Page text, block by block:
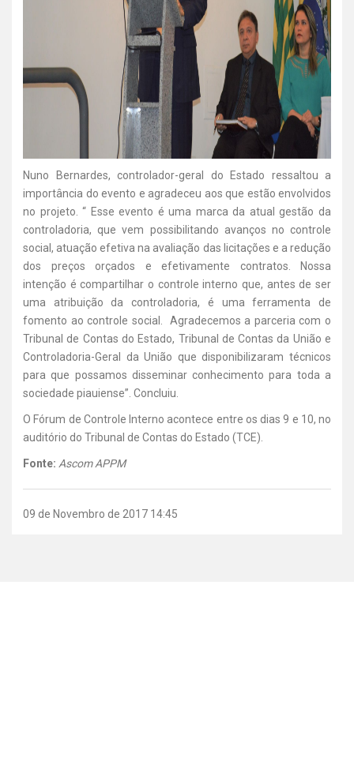
Nuno Bernardes, controlador-geral do Estado ressaltou a
importância do evento e agradeceu aos que estão envolvidos
no projeto. “ Esse evento é uma marca da atual gestão da
controladoria, que vem possibilitando avanços no controle
social, atuação efetiva na avaliação das licitações e a redução
dos preços orçados e efetivamente contratos. Nossa
intenção é compartilhar o controle interno que, antes de ser
uma atribuição da controladoria, é uma ferramenta de
fomento ao controle social. Agradecemos a parceria com o
Tribunal de Contas do Estado, Tribunal de Contas da União e
Controladoria-Geral da União que disponibilizaram técnicos
para que possamos disseminar conhecimento para toda a
sociedade piauiense”. Concluiu.
O Fórum de Controle Interno acontece entre os dias 9 e 10, no
auditório do Tribunal de Contas do Estado (TCE).
Fonte: Ascom APPM
09 de Novembro de 2017 14:45